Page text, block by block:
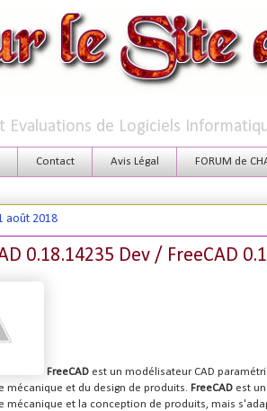
Evaluations de Logiciels
Contact Avis Légal FORUM de
août 2018
0.18.14235 Dev / FreeCAD
FreeCAD est un modélisateur CAD
mécanique et du design de produits. FreeCAD est
mécanique et la conception de produits, mais